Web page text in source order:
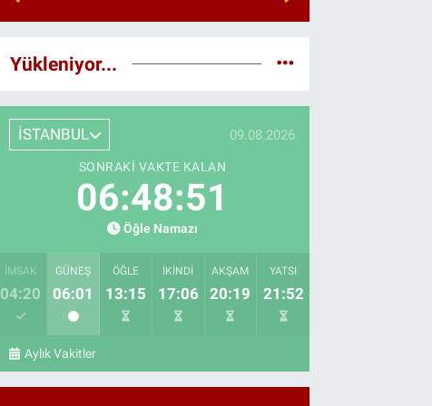
Yükleniyor...
İSTANBUL 09.08.2026
SONRAKI VAKTE KALAN
06:48:50
Öğle Namazı
İMSAK
04:20
GÜNEŞ
06:01
ÖĞLE
13:15
İKINDI
17:06
AKŞAM
20:19
YATSI
21:52
Aylık Vakitler